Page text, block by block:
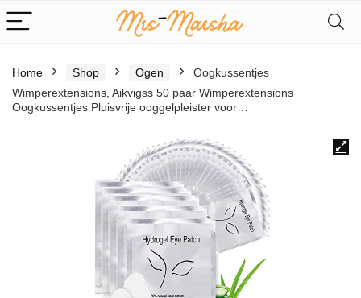
Home Shop Ogen
Oogkussentjes
Wimperextensions, Aikvigss 50 paar Wimperextensions
Oogkussentjes Pluisvrije ooggelpleister voor…